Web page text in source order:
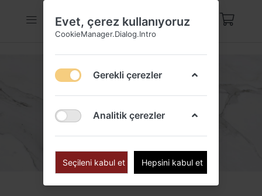
GÜMÜŞ BILEKLIK
Evet, çerez kullanıyoruz
CookieManager.Dialog.Intro
Gerekli çerezler
Analitik çerezler
Seçileni kabul et Hepsini kabul et